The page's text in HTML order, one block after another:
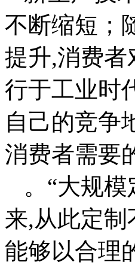
不断缩短；
提升,消费
行于工业时
自己的竞争
消费者需要
。“大规
来,从此定
能够以合理